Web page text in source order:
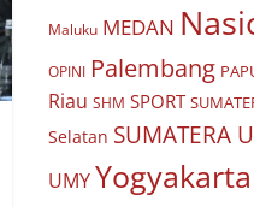
Maluku MEDAN
OPINI Palembang
Riau SHM SPORT
Selatan SUMATERA
UMYYogyakarta